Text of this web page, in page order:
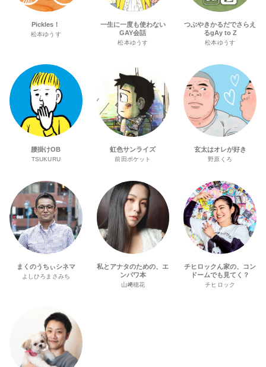
Pickles！
松本ゆうす
一生に一度も使わない
GAY会話
松本ゆうす
つぶやきかるだでさらえ
るgAy to Z
松本ゆうす
腰掛けOB
TSUKURU
虹色サンライズ
前田ポケット
玄太はオレが好き
野原くろ
まくのうちぃシネマ
よしひろまさみち
私とアナタのための、エ
ンパワ本
山﨑穂花
チヒロックん家の、コン
ドームでも見てく？
チヒロック